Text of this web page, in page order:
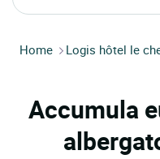
Home Logis hôtel le
Accumula